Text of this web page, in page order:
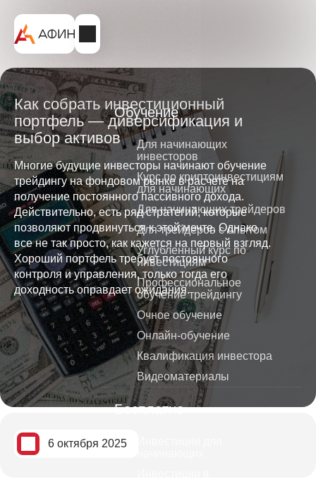
Обучение
Для начинающих
инвесторов
Курс по криптоинвестициям
для начинающих
Для начинающих трейдеров
Для трейдеров с опытом
Углубленный курс по
инвестициям
Профессиональное
обучение трейдингу
Очное обучение
Онлайн-обучение
Квалификация инвестора
Видеоматериалы
Бесплатно
Как собрать инвестиционный
портфель — диверсификация и
выбор активов
Многие будущие инвесторы начинают обучение
трейдингу на фондовом рынке в расчете на
получение постоянного пассивного дохода.
Действительно, есть ряд стратегий, которые
позволяют продвинуться к этой мечте. Однако
все не так просто, как кажется на первый взгляд.
Хороший портфель требует постоянного
контроля и управления, только тогда его
доходность оправдает ожидания.
6 октября 2025